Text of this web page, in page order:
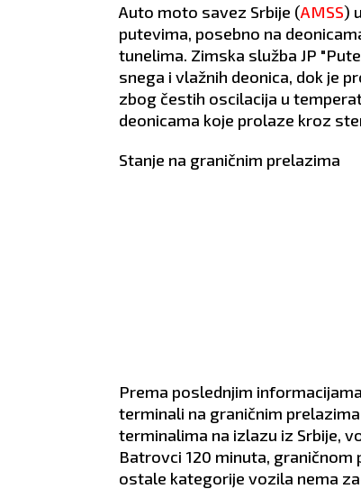
Auto moto savez Srbije (AMSS)
putevima, posebno na
tunelima. Zimska služba JP
snega i vlažnih deonica, dok je
zbog čestih oscilacija u
deonicama koje prolaze kroz
Stanje na graničnim prelazima
Prema poslednjim
terminali na graničnim
terminalima na izlazu iz Srbije,
Batrovci 120 minuta, graničnom
ostale kategorije vozila nema